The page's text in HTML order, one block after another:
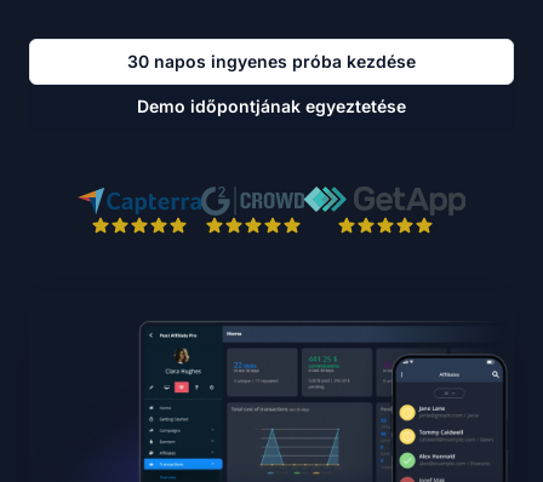
30 napos ingyenes próba kezdése
Demo időpontjának egyeztetése